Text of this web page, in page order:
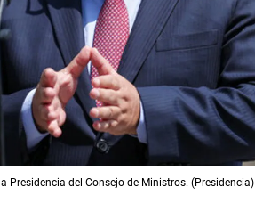
Presidencia del Consejo de Ministros. (Presidencia)